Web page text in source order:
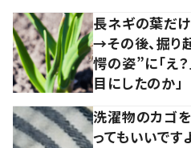
長ネギの葉だ
→その後、掘り
愕の姿”に「え
目にしたのか」
洗濯物のカゴ
ってもいいです